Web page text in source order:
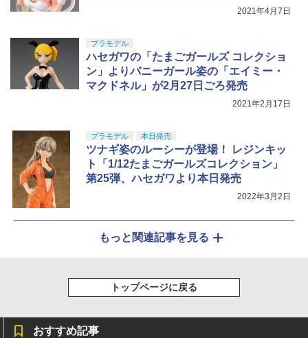
2021年4月7日
プラモデル
ハセガワの「たまごガールズ コレクショ
ン」よりバニーガール姿の「エイミー・
マクドネル」が2月27日ごろ発売
2021年2月17日
プラモデル 本日発売
ツナギ姿のルーシーが登場！ レジンキッ
ト「1/12たまごガールズコレクション」
第25弾、ハセガワより本日発売
2022年3月2日
もっと関連記事を見る
トップページに戻る
おすすめ記事